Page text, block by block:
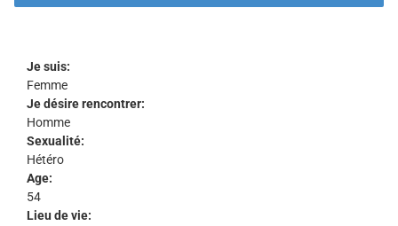
Je suis:
Femme
Je désire rencontrer:
Homme
Sexualité:
Hétéro
Age:
54
Lieu de vie: